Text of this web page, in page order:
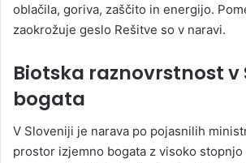
oblačila, goriva, zaščito in energijo.
zaokrožuje geslo Rešitve so v naravi.
Biotska raznovrstnost v
bogata
V Sloveniji je narava po pojasnilih
prostor izjemno bogata z visoko stopnjo